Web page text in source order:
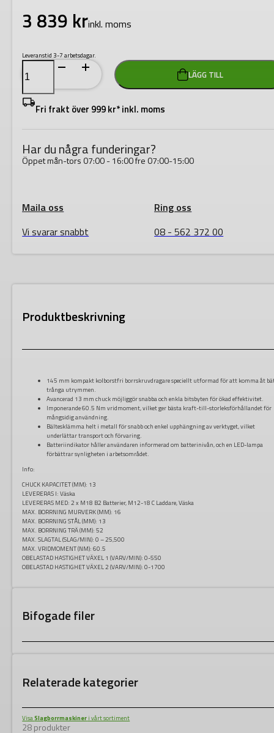
3 839 krinkl. moms
Leveranstid 3-7 arbetsdagar.
Milwaukee
Kompakt
Slagborrmaskin
M18
BLPDRC-
202C
LÄGG TILL
Fri frakt över 999 kr* inkl. moms
Har du några funderingar?
Öppet mån-tors 07:00 - 16:00 fre 07:00-15:00
Maila oss
Vi svarar snabbt
Ring oss
08 - 562 372 00
Produktbeskrivning
145 mm kompakt kolborstfri borrskruvdragare speciellt utformad för att komma åt
trånga utrymmen.
Avancerad 13 mm chuck möjliggör snabba och enkla bitsbyten för ökad effektivitet.
Imponerande 60.5 Nm vridmoment, vilket ger bästa kraft-till-storleksförhållandet för
mångsidig användning.
Bältesklämma helt i metall för snabb och enkel upphängning av verktyget, vilket
underlättar transport och förvaring.
Batteriindikator håller användaren informerad om batterinivån, och en LED-lampa
förbättrar synligheten i arbetsområdet.
Info:
CHUCK KAPACITET (MM): 13
LEVERERAS I:Väska
LEVERERAS MED: 2 x M18 B2 Batterier, M12-18 C Laddare, Väska
MAX. BORRNING MURVERK (MM): 16
MAX. BORRNING STÅL (MM): 13
MAX. BORRNING TRÄ (MM):52
MAX. SLAGTAL (SLAG/MIN):0 – 25,500
MAX. VRIDMOMENT (NM):60.5
OBELASTAD HASTIGHET VÄXEL 1 (VARV/MIN):0-550
OBELASTAD HASTIGHET VÄXEL 2 (VARV/MIN):0-1700
Bifogade filer
Relaterade kategorier
VisaSlagborrmaskiner i vårt sortiment
28 produkter